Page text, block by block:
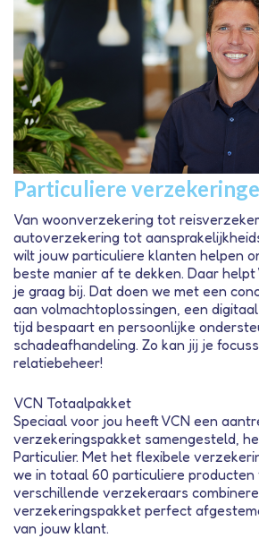
Particuliere
Van woonverzekering tot
autoverzekering tot
wilt jouw particuliere klanten helpen
beste manier af te dekken. Daar helpt
je graag bij. Dat doen we met een
aan volmachtoplossingen, een
tijd bespaart en persoonlijke
schadeafhandeling. Zo kan jij je
relatiebeheer!
VCN Totaalpakket
Speciaal voor jou heeft VCN een
verzekeringspakket samengesteld,
Particulier. Met het flexibele
we in totaal 60 particuliere producten
verschillende verzekeraars
verzekeringspakket perfect
van jouw klant.